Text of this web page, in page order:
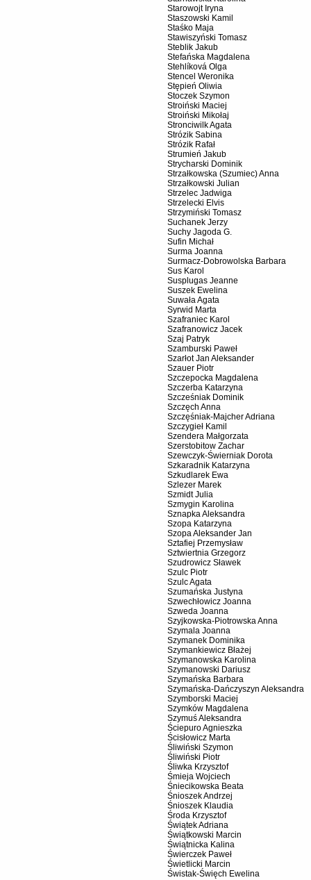
Starowojt Iryna
Staszowski Kamil
Staśko Maja
Stawiszyński Tomasz
Steblik Jakub
Stefańska Magdalena
Stehlíková Olga
Stencel Weronika
Stępień Oliwia
Stoczek Szymon
Stroiński Maciej
Stroiński Mikołaj
Stronciwilk Agata
Strózik Sabina
Strózik Rafał
Strumień Jakub
Strycharski Dominik
Strzałkowska (Szumiec) Anna
Strzałkowski Julian
Strzelec Jadwiga
Strzelecki Elvis
Strzymiński Tomasz
Suchanek Jerzy
Suchy Jagoda G.
Sufin Michał
Surma Joanna
Surmacz-Dobrowolska Barbara
Sus Karol
Susplugas Jeanne
Suszek Ewelina
Suwała Agata
Syrwid Marta
Szafraniec Karol
Szafranowicz Jacek
Szaj Patryk
Szamburski Paweł
Szarłot Jan Aleksander
Szauer Piotr
Szczepocka Magdalena
Szczerba Katarzyna
Szcześniak Dominik
Szczęch Anna
Szczęśniak-Majcher Adriana
Szczygieł Kamil
Szendera Małgorzata
Szerstobitow Zachar
Szewczyk-Świerniak Dorota
Szkaradnik Katarzyna
Szkudlarek Ewa
Szlezer Marek
Szmidt Julia
Szmygin Karolina
Sznapka Aleksandra
Szopa Katarzyna
Szopa Aleksander Jan
Sztafiej Przemysław
Sztwiertnia Grzegorz
Szudrowicz Sławek
Szulc Piotr
Szulc Agata
Szumańska Justyna
Szwechłowicz Joanna
Szweda Joanna
Szyjkowska-Piotrowska Anna
Szymala Joanna
Szymanek Dominika
Szymankiewicz Błażej
Szymanowska Karolina
Szymanowski Dariusz
Szymańska Barbara
Szymańska-Dańczyszyn Aleksandra
Szymborski Maciej
Szymków Magdalena
Szymuś Aleksandra
Ściepuro Agnieszka
Ścisłowicz Marta
Śliwiński Szymon
Śliwiński Piotr
Śliwka Krzysztof
Śmieja Wojciech
Śniecikowska Beata
Śnioszek Andrzej
Śnioszek Klaudia
Środa Krzysztof
Świątek Adriana
Świątkowski Marcin
Świątnicka Kalina
Świerczek Paweł
Świetlicki Marcin
Świstak-Święch Ewelina